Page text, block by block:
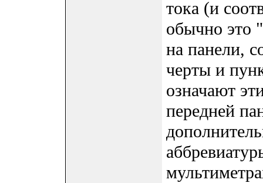
тока (и
обычно
на панели,
черты и
означают
передней